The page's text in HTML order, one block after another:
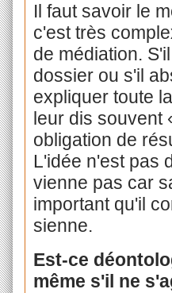
Il faut savoir le
c'est très
de médiation.
dossier ou s'il
expliquer toute
leur dis
obligation de
L'idée n'est pas
vienne pas car
important qu'il
sienne.
Est-ce
même s'il ne